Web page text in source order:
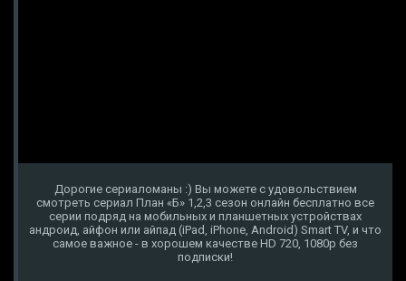
Дорогие сериаломаны :) Вы можете с удовольствием
смотреть сериал План «Б» 1,2,3 сезон онлайн бесплатно все
серии подряд на мобильных и планшетных устройствах
андроид, айфон или айпад (iPad, iPhone, Android) Smart TV, и что
самое важное - в хорошем качестве HD 720, 1080p без
подписки!